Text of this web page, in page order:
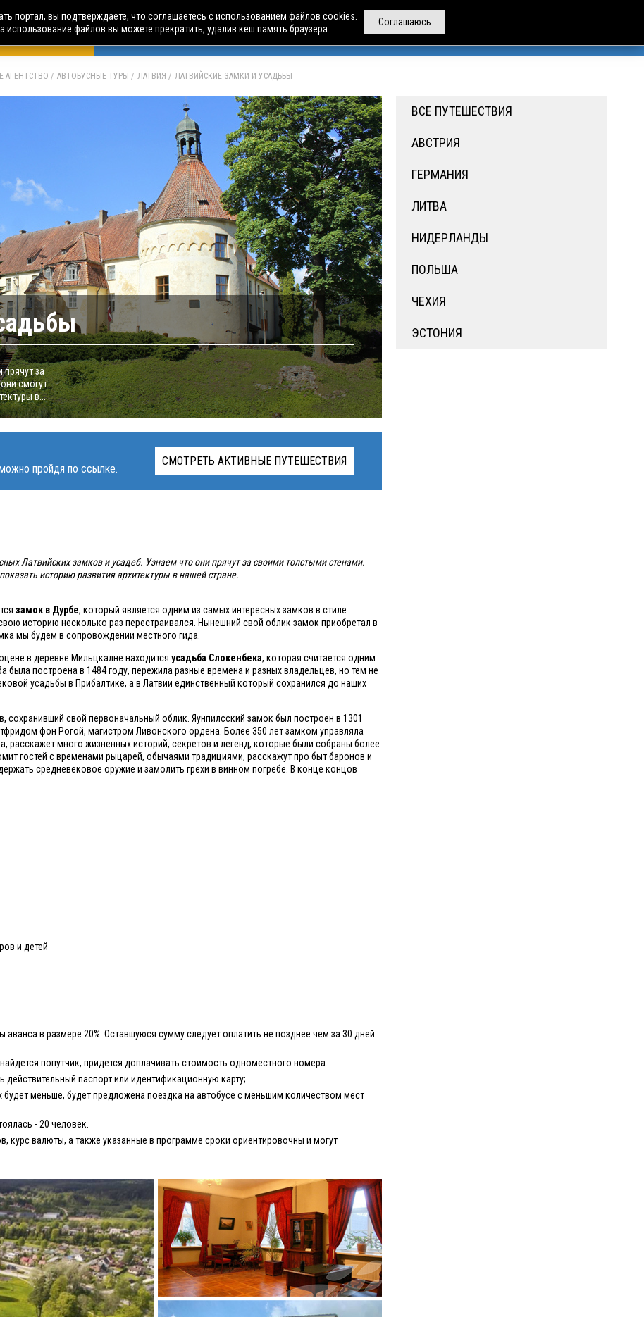
ТУРЫ АВИА ПУТЕШЕСТВИЯ ЧАРТЕРЫ АРЕНДА АВТОБУСОВ
АГЕНТСТВО АВТОБУСНЫЕ ТУРЫ ЛАТВИЯ ЛАТВИЙСКИЕ ЗАМКИ И УСАДЬБЫ
за
смогут
в...
СМОТРЕТЬ АКТИВНЫЕ ПУТЕШЕСТВИЯ
пройдя по ссылке.
Латвийских замков и усадеб. Узнаем что они прячут за своими толстыми стенами.
историю развития архитектуры в нашей стране.
замок в Дурбе, который является одним из самых интересных замков в стиле
историю несколько раз перестраивался. Нынешний свой облик замок приобретал в
мы будем в сопровождении местного гида.
в деревне Мильцкалне находится усадьба Слокенбека, которая считается одним
была построена в 1484 году, пережила разные времена и разных владельцев, но тем не
усадьбы в Прибалтике, а в Латвии единственный который сохранился до наших
сохранивший свой первоначальный облик. Яунпилсский замок был построен в 1301
фон Рогой, магистром Ливонского ордена. Более 350 лет замком управляла
расскажет много жизненных историй, секретов и легенд, которые были собраны более
гостей с временами рыцарей, обычаями традициями, расскажут про быт баронов и
средневековое оружие и замолить грехи в винном погребе. В конце концов
и детей
в размере 20%. Оставшуюся сумму следует оплатить не позднее чем за 30 дней
попутчик, придется доплачивать стоимость одноместного номера.
паспорт или идентификационную карту;
меньше, будет предложена поездка на автобусе с меньшим количеством мест
- 20 человек.
курс валюты, а также указанные в программе сроки ориентировочны и могут
ВСЕ ПУТЕШЕСТВИЯ
АВСТРИЯ
ГЕРМАНИЯ
ЛИТВА
НИДЕРЛАНДЫ
ПОЛЬША
ЧЕХИЯ
ЭСТОНИЯ
Соглашаюсь
портал, вы подтверждаете, что соглашаетесь с использованием файлов cookies.
использование файлов вы можете прекратить, удалив кеш память браузера.